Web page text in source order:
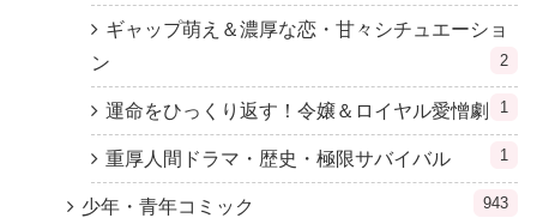
ギャップ萌え＆濃厚な恋・甘々シチュエーショ
ン
2
運命をひっくり返す！令嬢＆ロイヤル愛憎劇 1
重厚人間ドラマ・歴史・極限サバイバル 1
少年・青年コミック 943